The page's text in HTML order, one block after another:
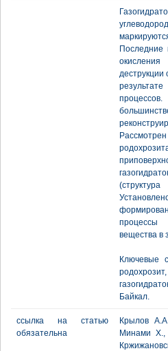
Последние
деструкции
процессы
вещества в
Ключевые
Байкал.
ссылка на статью
обязательна
Крылов
Минами Х.,